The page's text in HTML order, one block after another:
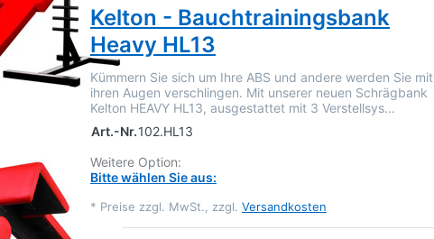
Kelton - Bauchtrainingsbank
Heavy HL13
Kümmern Sie sich um Ihre ABS und andere werden Sie mit
ihren Augen verschlingen. Mit unserer neuen Schrägbank
Kelton HEAVY HL13, ausgestattet mit 3 Verstellsys…
Art.-Nr.102.HL13
Weitere Option:
Bitte wählen Sie aus:
* Preise zzgl. MwSt., zzgl. Versandkosten